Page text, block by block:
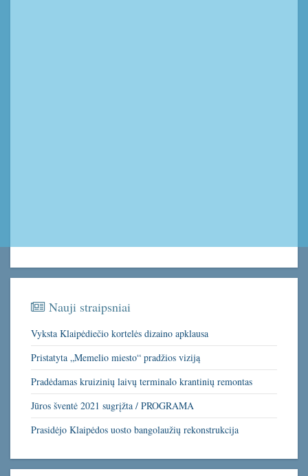
Nauji straipsniai
Vyksta Klaipėdiečio kortelės dizaino apklausa
Pristatyta „Memelio miesto“ pradžios viziją
Pradėdamas kruizinių laivų terminalo krantinių remontas
Jūros šventė 2021 sugrįžta / PROGRAMA
Prasidėjo Klaipėdos uosto bangolaužių rekonstrukcija